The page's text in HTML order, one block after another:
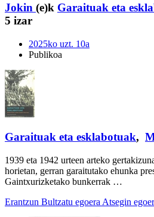
Jokin (e)k Garaituak eta
5 izar
2025ko uzt. 10a
Publikoa
Garaituak eta esklabotuak,
1939 eta 1942 urteen arteko
horietan, gerran garaitutako ehunka
Gaintxurizketako bunkerrak …
Erantzun Bultzatu egoera Atsegin